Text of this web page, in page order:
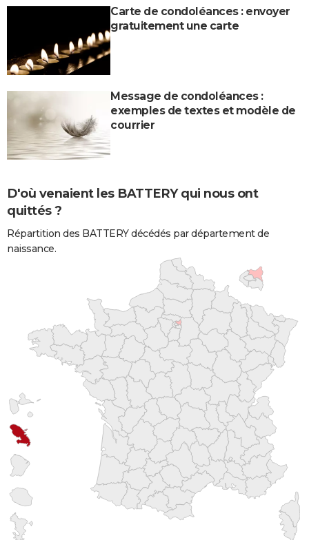
Carte de condoléances : envoyer
gratuitement une carte
Message de condoléances :
exemples de textes et modèle de
courrier
D'où venaient les BATTERY qui nous ont
quittés ?
Répartition des BATTERY décédés par département de
naissance.